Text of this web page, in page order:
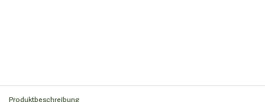
Produktbeschreibung